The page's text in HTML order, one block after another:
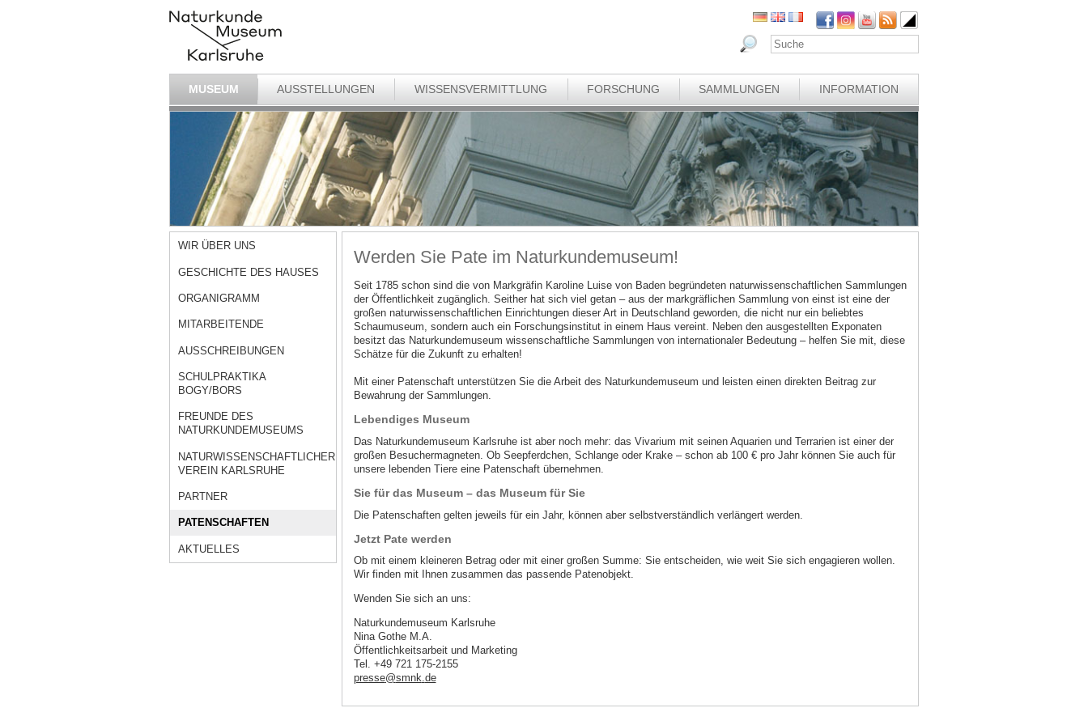
MUSEUM AUSSTELLUNGEN WISSENSVERMITTLUNG FORSCHUNG SAMMLUNGEN INFORMATION
WIR ÜBER UNS
GESCHICHTE DES HAUSES
ORGANIGRAMM
MITARBEITENDE
AUSSCHREIBUNGEN
SCHULPRAKTIKA
BOGY/BORS
FREUNDE DES
NATURKUNDEMUSEUMS
NATURWISSENSCHAFTLICHER
VEREIN KARLSRUHE
PARTNER
PATENSCHAFTEN
AKTUELLES
Werden Sie Pate im Naturkundemuseum!
Seit 1785 schon sind die von Markgräfin Karoline Luise von Baden begründeten naturwissenschaftlichen Sammlungen
der Öffentlichkeit zugänglich. Seither hat sich viel getan – aus der markgräflichen Sammlung von einst ist eine der
großen naturwissenschaftlichen Einrichtungen dieser Art in Deutschland geworden, die nicht nur ein beliebtes
Schaumuseum, sondern auch ein Forschungsinstitut in einem Haus vereint. Neben den ausgestellten Exponaten
besitzt das Naturkundemuseum wissenschaftliche Sammlungen von internationaler Bedeutung – helfen Sie mit, diese
Schätze für die Zukunft zu erhalten!
Mit einer Patenschaft unterstützen Sie die Arbeit des Naturkundemuseum und leisten einen direkten Beitrag zur
Bewahrung der Sammlungen.
Lebendiges Museum
Das Naturkundemuseum Karlsruhe ist aber noch mehr: das Vivarium mit seinen Aquarien und Terrarien ist einer der
großen Besuchermagneten. Ob Seepferdchen, Schlange oder Krake – schon ab 100 € pro Jahr können Sie auch für
unsere lebenden Tiere eine Patenschaft übernehmen.
Sie für das Museum – das Museum für Sie
Die Patenschaften gelten jeweils für ein Jahr, können aber selbstverständlich verlängert werden.
Jetzt Pate werden
Ob mit einem kleineren Betrag oder mit einer großen Summe: Sie entscheiden, wie weit Sie sich engagieren wollen.
Wir finden mit Ihnen zusammen das passende Patenobjekt.
Wenden Sie sich an uns:
Naturkundemuseum Karlsruhe
Nina Gothe M.A.
Öffentlichkeitsarbeit und Marketing
Tel. +49 721 175-2155
presse@smnk.de